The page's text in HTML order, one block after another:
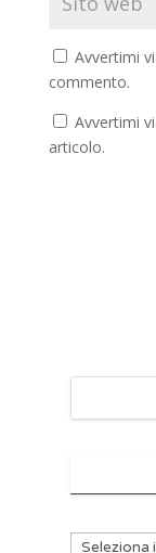
Avvertimi
commento.
Avvertimi
articolo.
Archivi